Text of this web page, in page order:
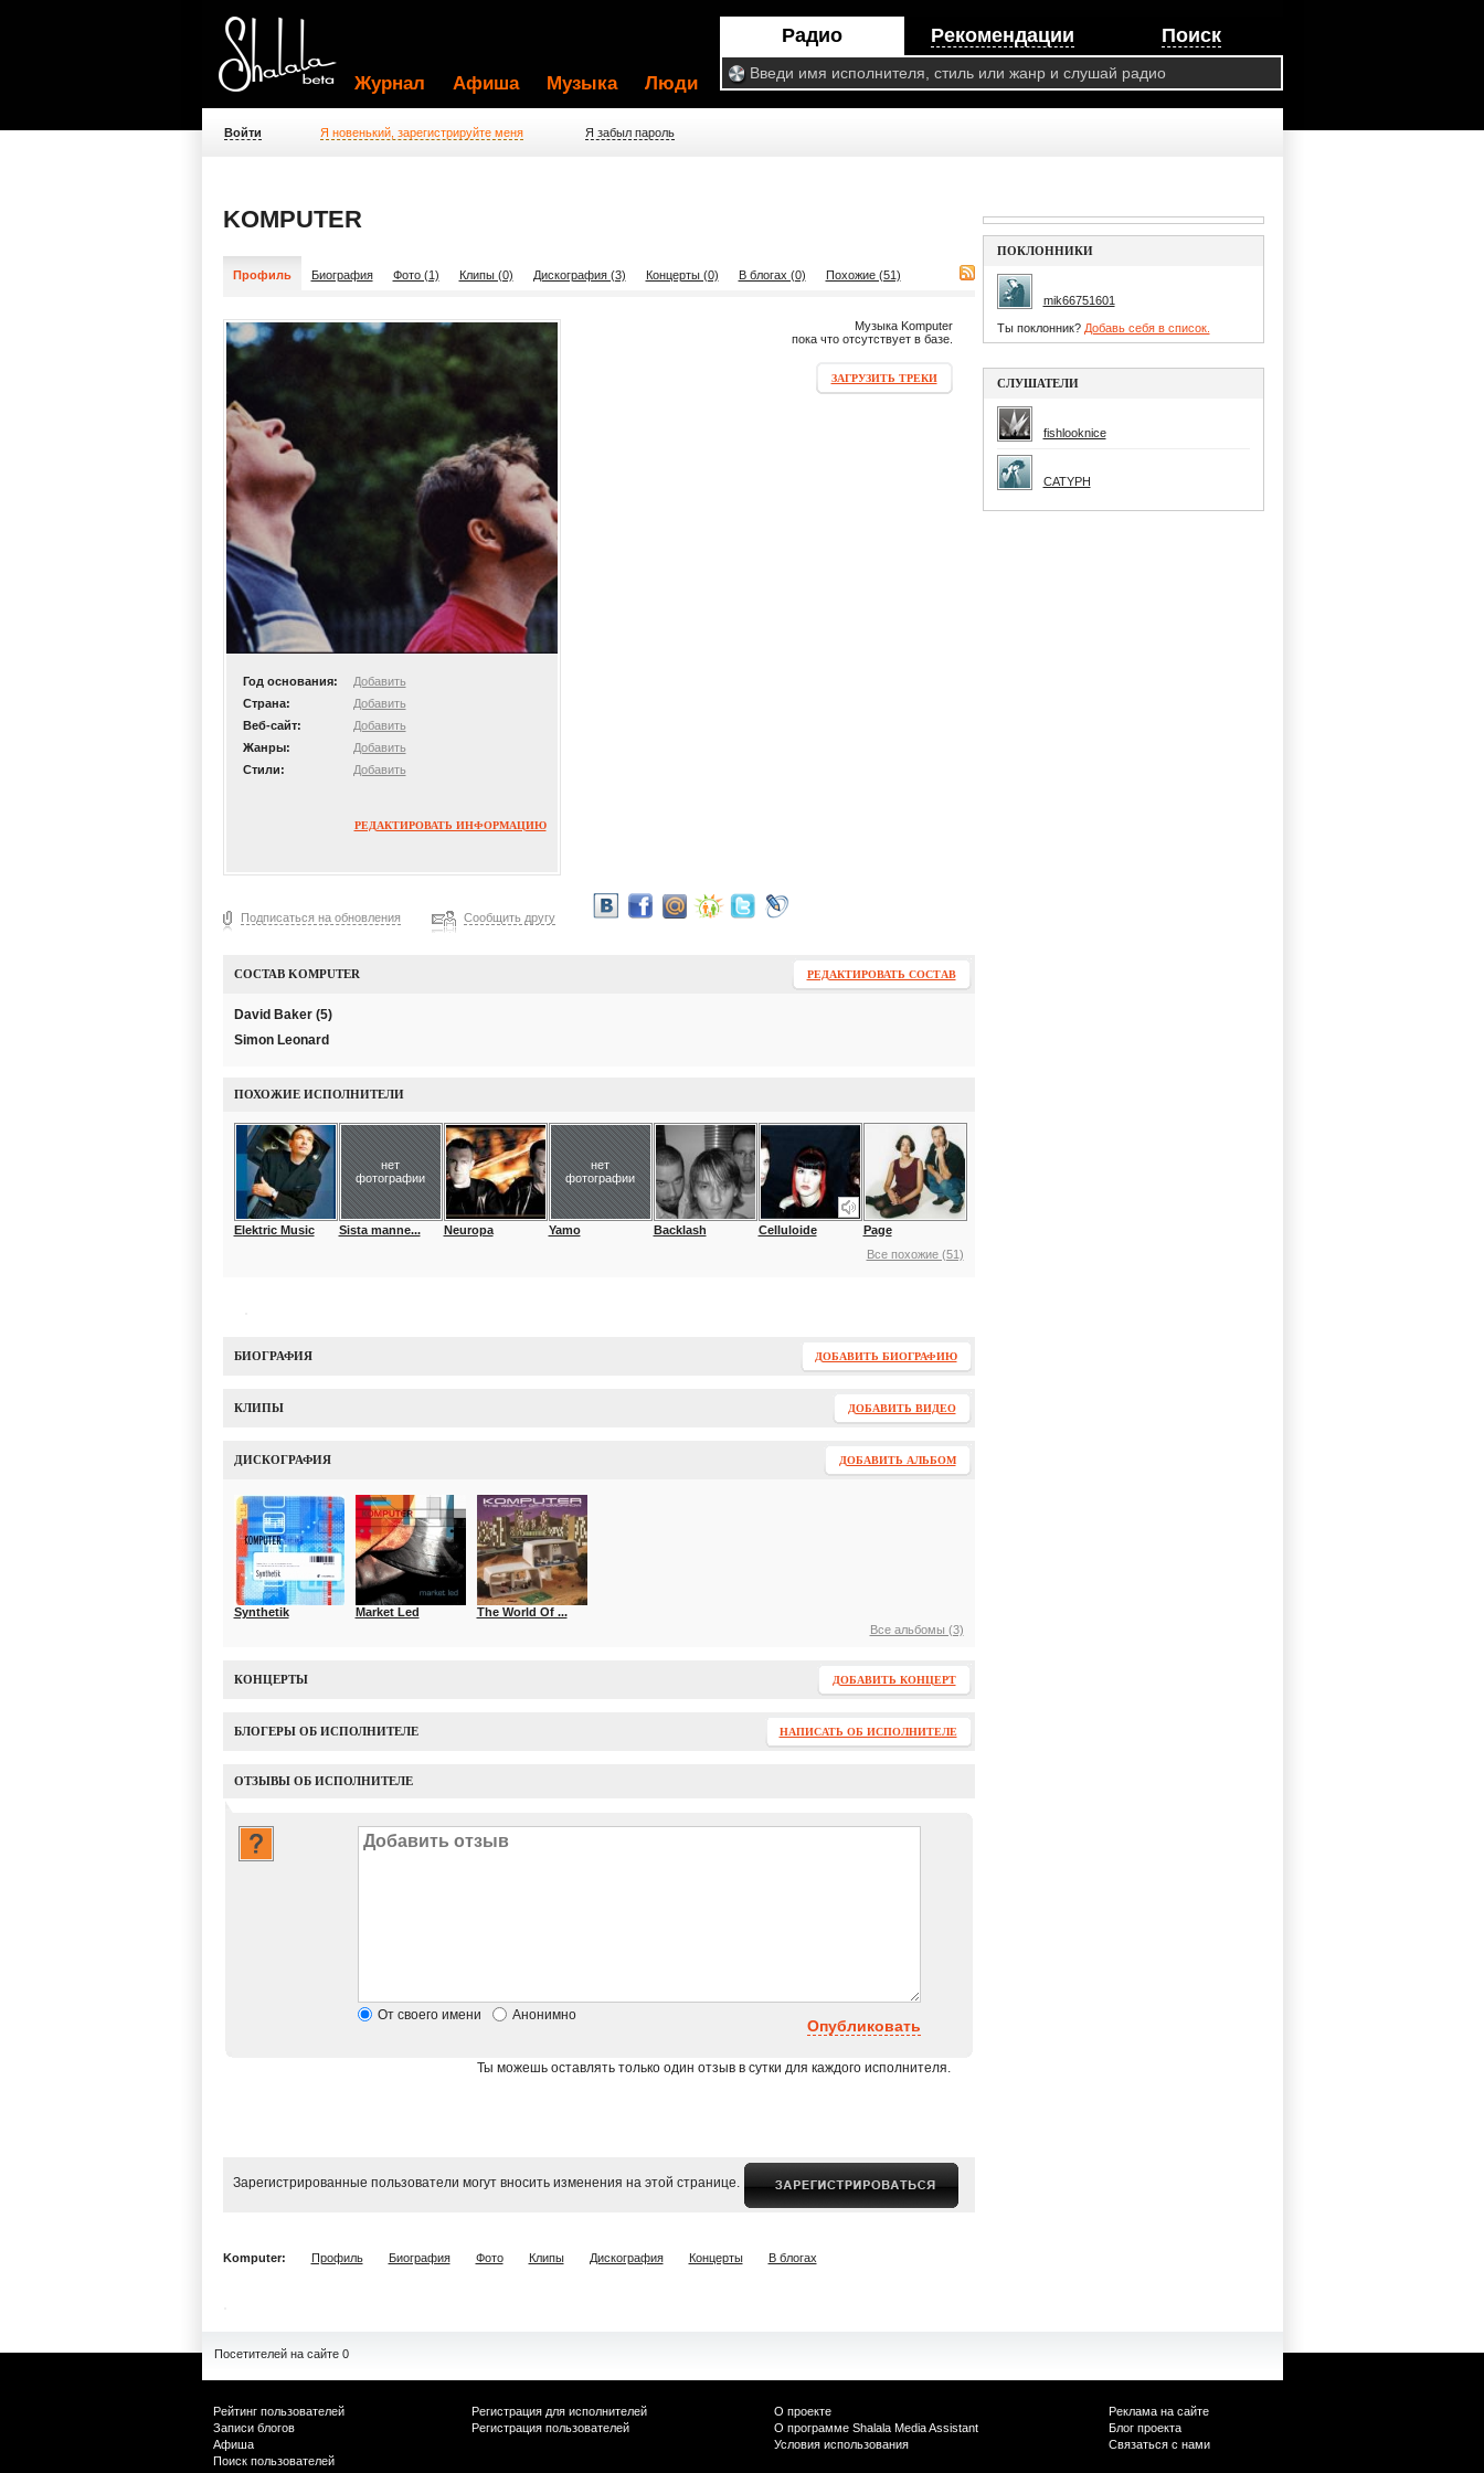
Радио Рекомендации Поиск
Журнал Афиша Музыка Люди
Войти Я новенький, зарегистрируйте меня Я забыл пароль
KOMPUTER
Профиль Биография Фото (1) Клипы (0) Дискография (3) Концерты (0) В блогах (0) Похожие (51)
Год основания:
Добавить
Страна:
Добавить
Веб-сайт:
Добавить
Жанры:
Добавить
Стили:
Добавить
РЕДАКТИРОВАТЬ ИНФОРМАЦИЮ
Музыка Komputer
пока что отсутствует в базе.
ЗАГРУЗИТЬ ТРЕКИ
Подписаться на обновления Сообщить другу
СОСТАВ KOMPUTER РЕДАКТИРОВАТЬ СОСТАВ
David Baker (5)
Simon Leonard
ПОХОЖИЕ ИСПОЛНИТЕЛИ
Elektric Music
нет
фотографии
Sista manne... Neuropa
нет
фотографии
Yamo Backlash Celluloide
Page
Все похожие (51)
БИОГРАФИЯ ДОБАВИТЬ БИОГРАФИЮ
КЛИПЫ ДОБАВИТЬ ВИДЕО
ДИСКОГРАФИЯ ДОБАВИТЬ АЛЬБОМ
Synthetik Market Led
The World Of ...
Все альбомы (3)
КОНЦЕРТЫ ДОБАВИТЬ КОНЦЕРТ
БЛОГЕРЫ ОБ ИСПОЛНИТЕЛЕ НАПИСАТЬ ОБ ИСПОЛНИТЕЛЕ
ОТЗЫВЫ ОБ ИСПОЛНИТЕЛЕ
От своего имени Анонимно
Опубликовать
Ты можешь оставлять только один отзыв в сутки для каждого исполнителя.
Зарегистрированные пользователи могут вносить изменения на этой странице.
Komputer: Профиль Биография Фото Клипы Дискография Концерты В блогах
ПОКЛОННИКИ
mik66751601
Ты поклонник? Добавь себя в список.
СЛУШАТЕЛИ
fishlooknice
CATYPH
Посетителей на сайте 0
Рейтинг пользователей
Записи блогов
Афиша
Поиск пользователей
Регистрация для исполнителей
Регистрация пользователей
О проекте
О программе Shalala Media Assistant
Условия использования
Реклама на сайте
Блог проекта
Связаться с нами